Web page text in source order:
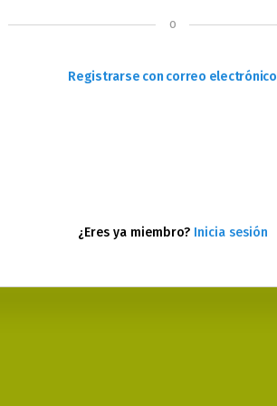
o
Registrarse con correo electrónico
¿Eres ya miembro? Inicia sesión